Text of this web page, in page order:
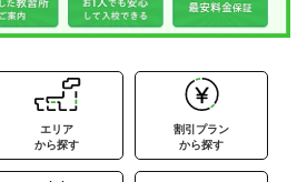
エリア
から探す
割引プラン
から探す